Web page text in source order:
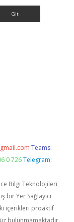
Teams:
0 726 Telegram:
Bilgi Teknolojileri
bir Yer Sağlayıcı
içerikleri proaktif
bulunmamaktadır.